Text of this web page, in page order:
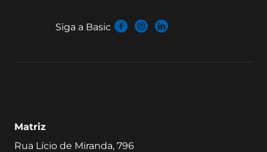
Siga a Basic
Matriz
Rua Lício de Miranda, 796